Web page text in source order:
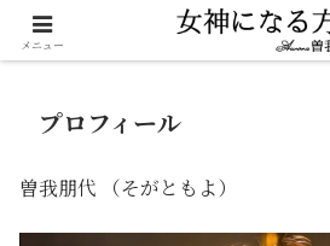
魂から美しくなる
プロフィール
曽我朋代 （そがともよ）
メニュー